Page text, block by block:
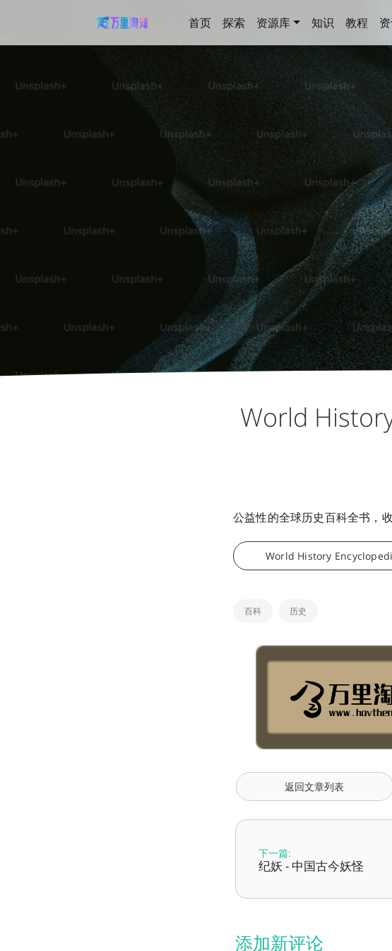
首页 探索 资源库 知识 教程
World
公益性的全球历史百科全书，
World History
百科 历史
返回文章列表
下一篇:
纪妖 - 中国古今妖怪
添加新评论